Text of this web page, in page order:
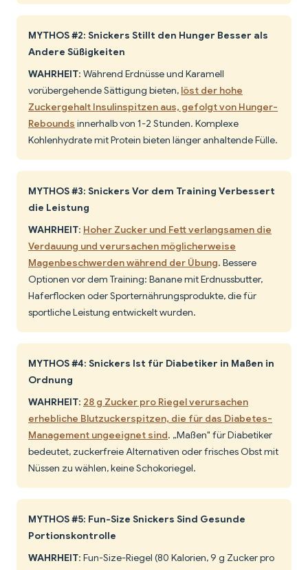
MYTHOS #2: Snickers Stillt den Hunger Besser als
Andere Süßigkeiten
WAHRHEIT: Während Erdnüsse und Karamell
vorübergehende Sättigung bieten, löst der hohe
Zuckergehalt Insulinspitzen aus, gefolgt von Hunger-
Rebounds innerhalb von 1-2 Stunden. Komplexe
Kohlenhydrate mit Protein bieten länger anhaltende Fülle.
MYTHOS #3: Snickers Vor dem Training Verbessert
die Leistung
WAHRHEIT: Hoher Zucker und Fett verlangsamen die
Verdauung und verursachen möglicherweise
Magenbeschwerden während der Übung. Bessere
Optionen vor dem Training: Banane mit Erdnussbutter,
Haferflocken oder Sporternährungsprodukte, die für
sportliche Leistung entwickelt wurden.
MYTHOS #4: Snickers Ist für Diabetiker in Maßen in
Ordnung
WAHRHEIT: 28 g Zucker pro Riegel verursachen
erhebliche Blutzuckerspitzen, die für das Diabetes-
Management ungeeignet sind. „Maßen" für Diabetiker
bedeutet, zuckerfreie Alternativen oder frisches Obst mit
Nüssen zu wählen, keine Schokoriegel.
MYTHOS #5: Fun-Size Snickers Sind Gesunde
Portionskontrolle
WAHRHEIT: Fun-Size-Riegel (80 Kalorien, 9 g Zucker pro